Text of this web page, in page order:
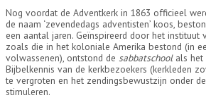
Nog voordat de Adventkerk in 1863 officieel
de naam ‘zevendedags adventisten’ koos,
een aantal jaren. Geïnspireerd door het instituut
zoals die in het koloniale Amerika bestond (in
volwassenen), ontstond de sabbatschoolals het
Bijbelkennis van de kerkbezoekers (kerkleden
te vergroten en het zendingsbewustzijn onder
stimuleren.